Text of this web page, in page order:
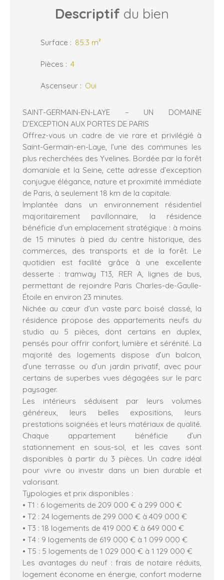
Descriptif du bien
Surface : 85.3 m²
Pièces : 4
Ascenseur : Oui
SAINT-GERMAIN-EN-LAYE – UN DOMAINE
D’EXCEPTION AUX PORTES DE PARIS
Offrez-vous un cadre de vie rare et privilégié à
Saint-Germain-en-Laye, l’une des communes les
plus recherchées des Yvelines. Bordée par la forêt
domaniale et la Seine, cette adresse d’exception
conjugue élégance, nature et proximité immédiate
de Paris, à seulement 18 km de la capitale.
Implantée dans un environnement résidentiel
majoritairement pavillonnaire, la résidence
bénéficie d’un emplacement stratégique : à moins
de 15 minutes à pied du centre historique, des
commerces, des transports et de la forêt. Le
quotidien est facilité grâce à une excellente
desserte : tramway T13, RER A, lignes de bus,
permettant de rejoindre Paris Charles-de-Gaulle-
Étoile en environ 23 minutes.
Nichée au cœur d’un vaste parc boisé classé, la
résidence propose des appartements neufs du
studio au 5 pièces, dont certains en duplex,
pensés pour offrir confort, lumière et sérénité. La
majorité des logements dispose d’un balcon,
d’une terrasse ou d’un jardin privatif, avec pour
certains de superbes vues dégagées sur le parc
paysager.
Les intérieurs séduisent par leurs volumes
généreux, leurs belles expositions, leurs
prestations soignées et leurs matériaux de qualité.
Chaque appartement bénéficie d’un
stationnement en sous-sol, et les caves sont
disponibles à partir du 3 pièces. Un cadre idéal
pour vivre ou investir dans un bien durable et
valorisant.
Typologies et prix disponibles :
• T1 : 6 logements de 209 000 € à 299 000 €
• T2 : 24 logements de 299 000 € à 409 000 €
• T3 : 18 logements de 419 000 € à 649 000 €
• T4 : 9 logements de 619 000 € à 1 099 000 €
• T5 : 5 logements de 1 029 000 € à 1 129 000 €
Les avantages du neuf : frais de notaire réduits,
logement économe en énergie, confort moderne